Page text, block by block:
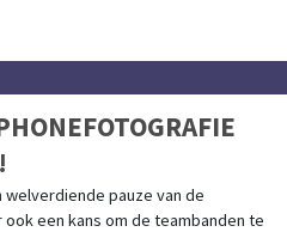
pauze van de
een kans om de teambanden te